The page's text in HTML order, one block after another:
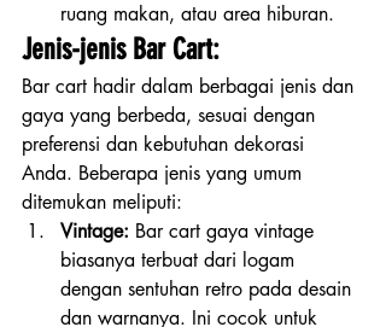
ruang makan, atau area hiburan.
Jenis-jenis Bar Cart:
Bar cart hadir dalam berbagai jenis dan
gaya yang berbeda, sesuai dengan
preferensi dan kebutuhan dekorasi
Anda. Beberapa jenis yang umum
ditemukan meliputi:
Vintage: Bar cart gaya vintage
biasanya terbuat dari logam
dengan sentuhan retro pada desain
dan warnanya. Ini cocok untuk